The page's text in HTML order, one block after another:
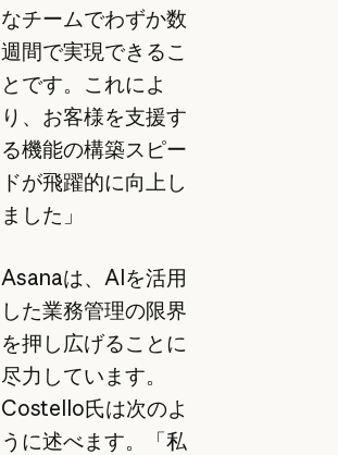
なチームでわずか数
週間で実現できるこ
とです。これによ
り、お客様を支援す
る機能の構築スピー
ドが飛躍的に向上し
ました」
Asanaは、AIを活用
した業務管理の限界
を押し広げることに
尽力しています。
Costello氏は次のよ
うに述べます。「私